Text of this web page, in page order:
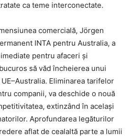
ca teme interconectate.
comercială, Jörgen
INTA pentru Australia, a
pentru afaceri și
să văd încheierea unui
Eliminarea tarifelor
companii, va deschide o nouă
extinzând în același
Aprofundarea legăturilor
aflat de cealaltă parte a lumii